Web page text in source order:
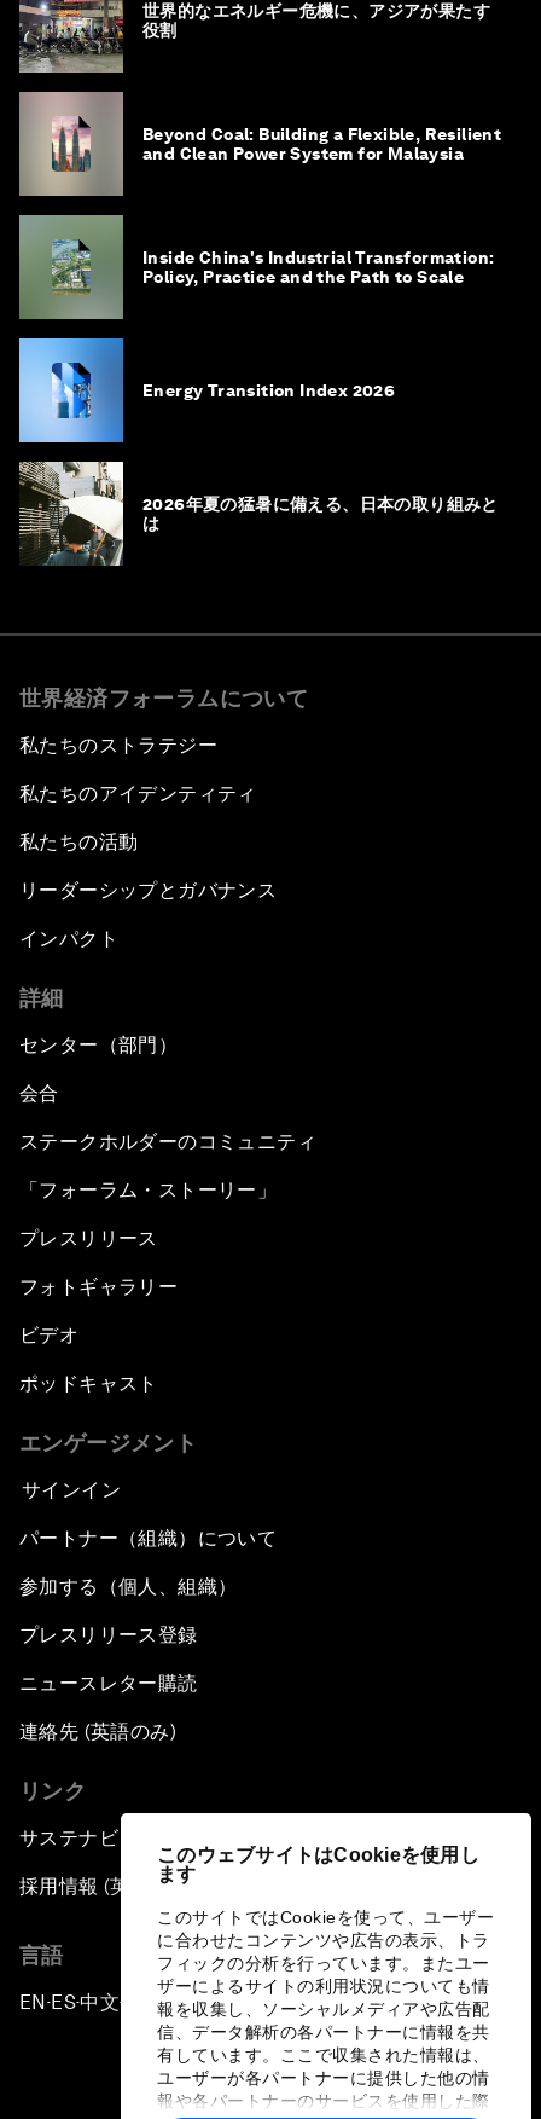
このウェブサイトはCookieを使用し
ます
このサイトではCookieを使って、ユーザー
に合わせたコンテンツや広告の表示、トラ
フィックの分析を行っています。またユー
ザーによるサイトの利用状況についても情
報を収集し、ソーシャルメディアや広告配
信、データ解析の各パートナーに情報を共
有しています。ここで収集された情報は、
ユーザーが各パートナーに提供した他の情
報や各パートナーのサービスを使用した際
世界的なエネルギー危機に、アジアが果たす
役割
Beyond Coal: Building a Flexible, Resilient
and Clean Power System for Malaysia
Inside China's Industrial Transformation:
Policy, Practice and the Path to Scale
Energy Transition Index 2026
2026年夏の猛暑に備える、日本の取り組みと
は
世界経済フォーラムについて
私たちのストラテジー
私たちのアイデンティティ
私たちの活動
リーダーシップとガバナンス
インパクト
詳細
センター（部門）
会合
ステークホルダーのコミュニティ
「フォーラム・ストーリー」
プレスリリース
フォトギャラリー
ビデオ
ポッドキャスト
エンゲージメント
サインイン
パートナー（組織）について
参加する（個人、組織）
プレスリリース登録
ニュースレター購読
連絡先 (英語のみ)
リンク
サステナビリティへの取り組み
採用情報 (英語のみ)
言語
EN ▪ ES▪中文▪ 日本語